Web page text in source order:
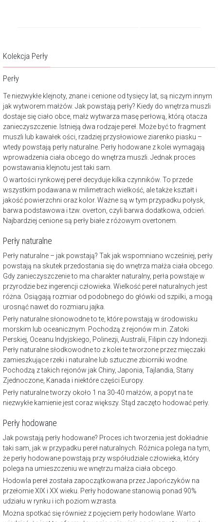
Kolekcja Perły
Perły
Te niezwykłe klejnoty, znane i cenione od tysięcy lat, są niczym innym
jak wytworem małżów. Jak powstają perły? Kiedy do wnętrza muszli
dostaje się ciało obce, małż wytwarza masę perłową, którą otacza
zanieczyszczenie. Istnieją dwa rodzaje pereł. Może być to fragment
muszli lub kawałek ości, rzadziej przysłowiowe ziarenko piasku –
wtedy powstają perły naturalne. Perły hodowane z kolei wymagają
wprowadzenia ciała obcego do wnętrza muszli. Jednak proces
powstawania klejnotu jest taki sam.
O wartości rynkowej pereł decyduje kilka czynników. To przede
wszystkim podawana w milimetrach wielkość, ale także kształt i
jakość powierzchni oraz kolor. Ważne są w tym przypadku połysk,
barwa podstawowa i tzw. overton, czyli barwa dodatkowa, odcień.
Najbardziej cenione są perły białe z różowym overtonem.
Perły naturalne
Perły naturalne – jak powstają? Tak jak wspomniano wcześniej, perły
powstają na skutek przedostania się do wnętrza małża ciała obcego.
Gdy zanieczyszczenie to ma charakter naturalny, perła powstaje w
przyrodzie bez ingerencji człowieka. Wielkość pereł naturalnych jest
różna. Osiągają rozmiar od podobnego do główki od szpilki, a mogą
urosnąć nawet do rozmiaru jajka.
Perły naturalne słonowodne to te, które powstają w środowisku
morskim lub oceanicznym. Pochodzą z rejonów m.in. Zatoki
Perskiej, Oceanu Indyjskiego, Polinezji, Australii, Filipin czy Indonezji.
Perły naturalne słodkowodne to z kolei te tworzone przez mięczaki
zamieszkujące rzeki i naturalne lub sztuczne zbiorniki wodne.
Pochodzą z takich rejonów jak Chiny, Japonia, Tajlandia, Stany
Zjednoczone, Kanada i niektóre części Europy.
Perły naturalne tworzy około 1 na 30-40 małżów, a popyt na te
niezwykłe kamienie jest coraz większy. Stąd zaczęto hodować perły.
Perły hodowane
Jak powstają perły hodowane? Proces ich tworzenia jest dokładnie
taki sam, jak w przypadku pereł naturalnych. Różnica polega na tym,
że perły hodowane powstają przy współudziale człowieka, który
polega na umieszczeniu we wnętrzu małża ciała obcego.
Hodowla pereł została zapoczątkowana przez Japończyków na
przełomie XIX i XX wieku. Perły hodowane stanowią ponad 90%
udziału w rynku i ich poziom wzrasta.
Można spotkać się również z pojęciem perły hodowlane. Warto